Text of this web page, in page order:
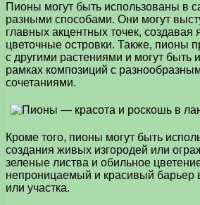
Пионы могут быть использованы в
разными способами. Они могут
главных акцентных точек,
цветочные островки. Также, пионы
с другими растениями и могут быть
рамках композиций с
сочетаниями.
Кроме того, пионы могут быть
создания живых изгородей или
зеленые листва и обильное
непроницаемый и красивый барьер
или участка.